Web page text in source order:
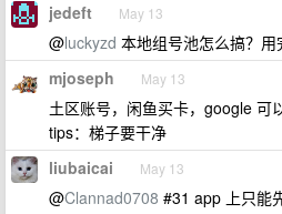
jedeft May 13
@luckyzd 本地组号池怎么搞？
mjoseph May 13
土区账号，闲鱼买卡，google 可
tips：梯子要干净
liubaicai May 13
@Clannad0708 #31 app 上只能